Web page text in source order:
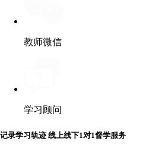
教师微信
学习顾问
记录学习轨迹 线上线下1对1督学服务